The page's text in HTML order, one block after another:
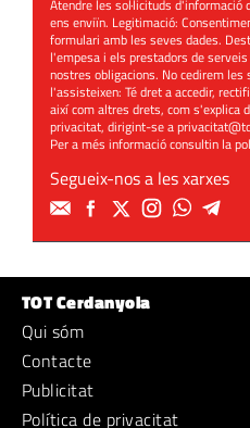
Atendre les sol·licituds
ens enviïn. Legitimació:
formulari amb les seves dades.
l'empesa i els prestadors de
nostres obligacions. No cedirem
l'assisteixen: Té dret a accedir,
així com altres drets, com s'explica
privacitat, dirigint-se a
Per a més informació consultin la
Segueix-nos a les xarxes
TOT Cerdanyola
Qui sóm
Contacte
Publicitat
Política de privacitat